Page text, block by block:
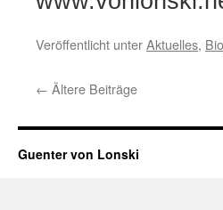
Veröffentlicht unterAktuelles,
← Ältere Beiträge
Guenter von Lonski